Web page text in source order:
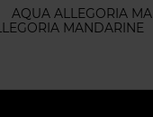
AQUA ALLEGORIA
MANDARINE